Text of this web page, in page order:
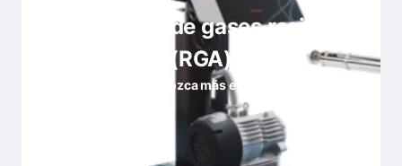
Analizadores de gases residuales
(RGA)
Conozca más en